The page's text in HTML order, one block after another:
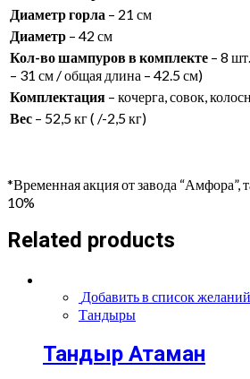
Диаметр горла – 21 см
Диаметр – 42 см
Кол-во шампуров в комплекте – 8
– 31 см / общая длина – 42.5 см)
Комплектация – кочерга, совок,
Вес – 52,5 кг ( /-2,5 кг)
*Временная акция от завода “Амфора”,
10%
Related products
Добавить в список желаний
Тандыры
Тандыр Атаман